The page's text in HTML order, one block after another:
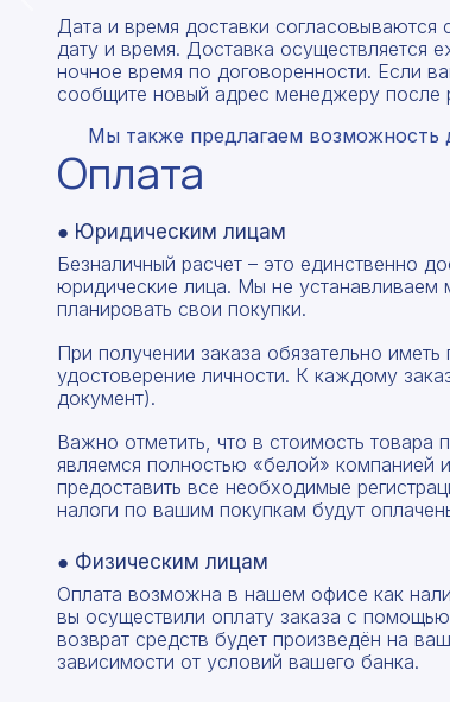
Дата и время доставки
дату и время. Доставка осуществляется
ночное время по договоренности. Если
сообщите новый адрес менеджеру после
Мы также предлагаем возможность
Оплата
● Юридическим лицам
Безналичный расчет – это единственно
юридические лица. Мы не
планировать свои покупки.
При получении заказа обязательно
удостоверение личности. К каждому
документ).
Важно отметить, что в стоимость
являемся полностью «белой» компанией
предоставить все необходимые
налоги по вашим покупкам будут
● Физическим лицам
Оплата возможна в нашем офисе как
вы осуществили оплату заказа с
возврат средств будет произведён на
зависимости от условий вашего банка.